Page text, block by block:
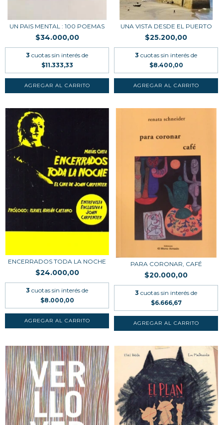
UN PAIS MENTAL : 100 POEMAS
$34.000,00
3 cuotas sin interés de
$11.333,33
UNA VISTA DESDE EL PUERTO
$25.200,00
3 cuotas sin interés de
$8.400,00
ENCERRADOS TODA LA NOCHE
$24.000,00
3 cuotas sin interés de
$8.000,00
PARA CORONAR, CAFÉ
$20.000,00
3 cuotas sin interés de
$6.666,67